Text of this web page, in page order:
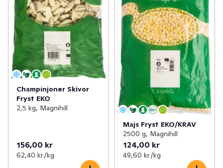
Champinjoner Skivor
Fryst EKO
2,5 kg, Magnihill
156,00 kr
62,40 kr /kg
Majs Fryst EKO/KRAV
2500 g, Magnihill
124,00 kr
49,60 kr /kg